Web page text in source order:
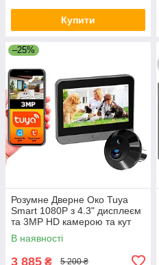
Купити
–25%
Розумне Дверне Око Tuya
Smart 1080P з 4.3" дисплеєм
та 3MP HD камерою та кут
огляду 150° Чорний
В наявності
3 885 ₴ 5 200 ₴